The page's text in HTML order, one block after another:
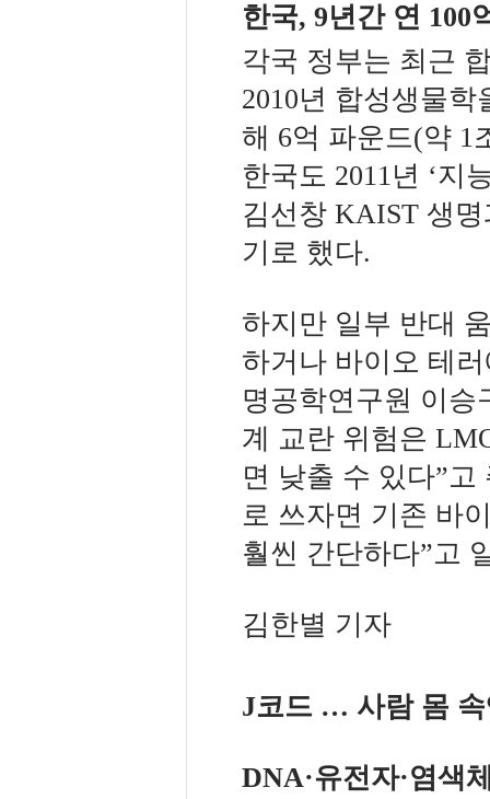
한국, 9년간 연 100
각국 정부는 최근
2010년 합성생물
해 6억 파운드(약 1
한국도 2011년 ‘지
김선창 KAIST 생
기로 했다.
하지만 일부 반대
하거나 바이오 테
명공학연구원 이승
계 교란 위험은
면 낮출 수 있다”
로 쓰자면 기존 바
훨씬 간단하다”고
김한별 기자
J코드 … 사람 몸
DNA·유전자·염색